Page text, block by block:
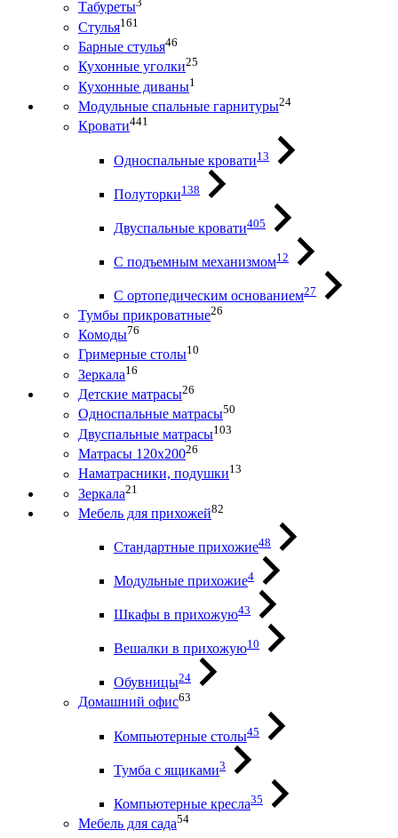
Табуреты
Стулья161
Барные стулья46
Кухонные уголки25
Кухонные диваны1
Модульные спальные гарнитуры24
Кровати441
Односпальные кровати13
Полуторки138
Двуспальные кровати405
С подъемным механизмом12
С ортопедическим основанием27
Тумбы прикроватные26
Комоды76
Гримерные столы10
Зеркала16
Детские матрасы26
Односпальные матрасы50
Двуспальные матрасы103
Матрасы 120х20026
Наматрасники, подушки13
Зеркала21
Мебель для прихожей82
Стандартные прихожие48
Модульные прихожие4
Шкафы в прихожую43
Вешалки в прихожую10
Обувницы24
Домашний офис63
Компьютерные столы45
Тумба с ящиками3
Компьютерные кресла35
Мебель для сада54